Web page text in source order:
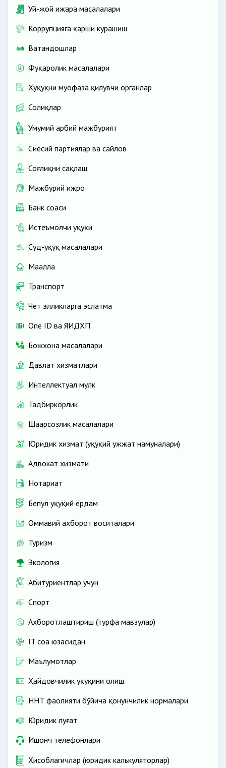
Уй-жой ижара масалалари
Коррупцияга қарши курашиш
Ватандошлар
Фуқаролик масалалари
Ҳуқуқни муҳофаза қилувчи органлар
Солиқлар
Умумий ҳарбий мажбурият
Сиёсий партиялар ва сайлов
Соғлиқни сақлаш
Мажбурий ижро
Банк соҳаси
Истеъмолчи ҳуқуқи
Суд-ҳуқуқ масалалари
Маҳалла
Транспорт
Чет элликларга эслатма
One ID ва ЯИДХП
Божхона масалалари
Давлат хизматлари
Интеллектуал мулк
Тадбиркорлик
Шаҳарсозлик масалалари
Юридик хизмат (ҳуқуқий ҳужжат намуналари)
Адвокат хизмати
Нотариат
Бепул ҳуқуқий ёрдам
Оммавий ахборот воситалари
Туризм
Экология
Абитуриентлар учун
Спорт
Ахборотлаштириш (турфа мавзулар)
IT соҳа юзасидан
Маълумотлар
Ҳайдовчилик ҳуқуқини олиш
ННТ фаолияти бўйича қонунчилик нормалари
Юридик луғат
Ишонч телефонлари
Ҳисоблагичлар (юридик калькуляторлар)